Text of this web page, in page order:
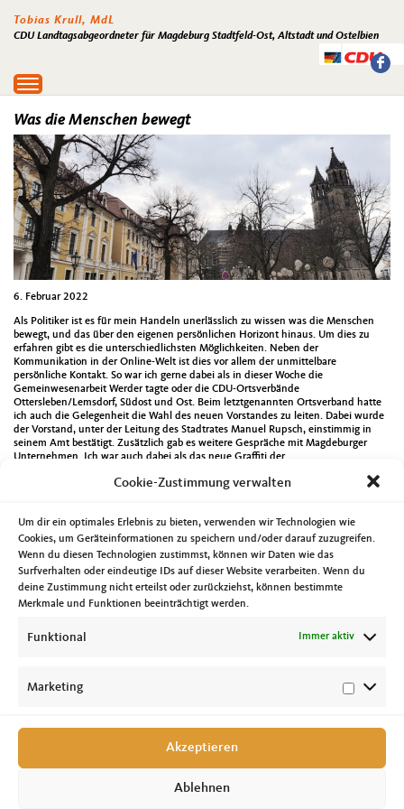
Cookie-Zustimmung verwalten
Um dir ein optimales Erlebnis zu bieten, verwenden wir Technologien wie
Cookies, um Geräteinformationen zu speichern und/oder darauf zuzugreifen.
Wenn du diesen Technologien zustimmst, können wir Daten wie das
Surfverhalten oder eindeutige IDs auf dieser Website verarbeiten. Wenn du
deine Zustimmung nicht erteilst oder zurückziehst, können bestimmte
Merkmale und Funktionen beeinträchtigt werden.
Funktional Immer aktiv
Marketing
Akzeptieren
Ablehnen
Tobias Krull, MdL
CDU Landtagsabgeordneter für Magdeburg Stadtfeld-Ost, Altstadt und Ostelbien
Toggle
navigation
Was die Menschen bewegt
6. Februar 2022
Als Politiker ist es für mein Handeln unerlässlich zu wissen was die Menschen
bewegt, und das über den eigenen persönlichen Horizont hinaus. Um dies zu
erfahren gibt es die unterschiedlichsten Möglichkeiten. Neben der
Kommunikation in der Online-Welt ist dies vor allem der unmittelbare
persönliche Kontakt. So war ich gerne dabei als in dieser Woche die
Gemeinwesenarbeit Werder tagte oder die CDU-Ortsverbände
Ottersleben/Lemsdorf, Südost und Ost. Beim letztgenannten Ortsverband hatte
ich auch die Gelegenheit die Wahl des neuen Vorstandes zu leiten. Dabei wurde
der Vorstand, unter der Leitung des Stadtrates Manuel Rupsch, einstimmig in
seinem Amt bestätigt. Zusätzlich gab es weitere Gespräche mit Magdeburger
Unternehmen. Ich war auch dabei als das neue Graffiti der
See“ am Mittwoch offiziell eingeweiht wurde. Schon eindrucksvoll was der
und ihrer Eltern e.V. gesammelt. Da das Weihnachtsspektakel auch im
vergangenen Jahr ausfallen musste, startete der Ortsverband unter den
Magdeburger CDU-Mitgliedern eine Spendensammlung. Am Freitag konnte an
die Vereinsvorsitzende Elke Schirmer-Firl und die Vereinsbeschäftigte Oda
Kückelhaus eine Spende über 1.720 Euro übergeben werden. Danke an alle die
sich an der Spendensammlung beteiligt haben. Seit Jahren unterstütze ich die
Arbeit dieses Vereins sehr gerne. Weitere Termine waren unter anderem ein
CDU Sachsen-Anhalt, die Sitzung des Beirates des Landeszentrums „Jugend +
Mehr zur OB-Kandidatur unter